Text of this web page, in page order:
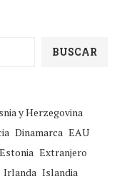
BUSCAR
y Herzegovina
Dinamarca EAU
Estonia Extranjero
Irlanda Islandia